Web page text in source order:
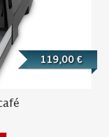
119,00 €